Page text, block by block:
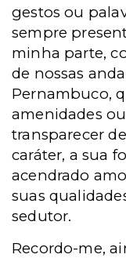
gestos ou
sempre
minha parte,
de nossas
Pernambuco,
amenidades
transparecer
caráter, a sua
acendrado
suas
sedutor.
Recordo-me,